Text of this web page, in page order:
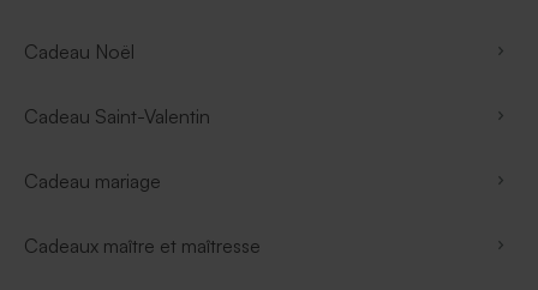
Cadeau Noël
Cadeau Saint-Valentin
Cadeau mariage
Cadeaux maître et maîtresse